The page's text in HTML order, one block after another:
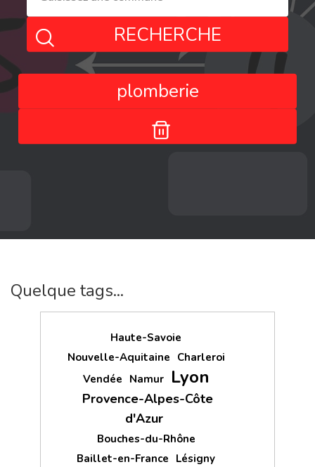
RECHERCHE
plomberie
Quelque tags...
Haute-Savoie
Nouvelle-Aquitaine Charleroi
Vendée Namur Lyon
Provence-Alpes-Côte
d'Azur
Bouches-du-Rhône
Baillet-en-France Lésigny